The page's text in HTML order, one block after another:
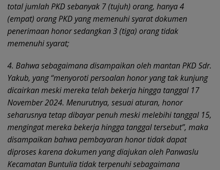
total jumlah PKD sebanyak 7 (tujuh) orang, hanya 4
(empat) orang PKD yang memenuhi syarat dokumen
penerimaan honor sedangkan 3 (tiga) orang tidak
memenuhi syarat;
4. Bahwa sebagaimana disampaikan oleh mantan PKD Sdr.
Yakub, yang “menyorotipersoalan honor yang tak kunjung
dicairkan meski mereka telah bekerja hingga tanggal 17
November 2024. Menurutnya, sesuai aturan, honor
seharusnya tetap dibayar penuh meski melebihi tanggal 15,
mengingat mereka bekerja hingga tanggal tersebut”, maka
disampaikan bahwa pembayaran honor tidak dapat
diproses karena dokumen yang diajukan oleh Panwaslu
Kecamatan Buntulia tidak terpenuhi sebagaimana